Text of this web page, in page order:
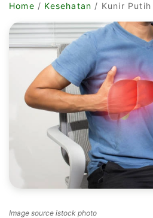
Home / Kesehatan / Kunir
Image source istock photo